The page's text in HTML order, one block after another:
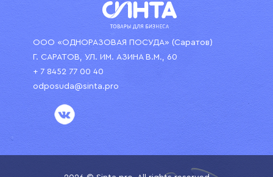
ООО «ОДНОРАЗОВАЯ ПОСУДА» (Саратов)
Г. САРАТОВ, УЛ. ИМ. АЗИНА В.М., 60
+ 7 8452 77 00 40
odposuda@sinta.pro